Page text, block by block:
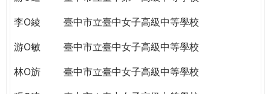
李O綾 臺中市立臺中女子高級中等學校
游O敏 臺中市立臺中女子高級中等學校
林O旂 臺中市立臺中女子高級中等學校